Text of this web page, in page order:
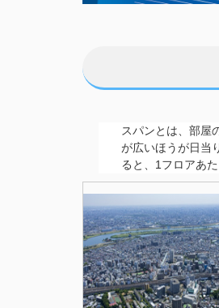
スパンとは、部屋
が広いほうが日当
ると、1フロアあ